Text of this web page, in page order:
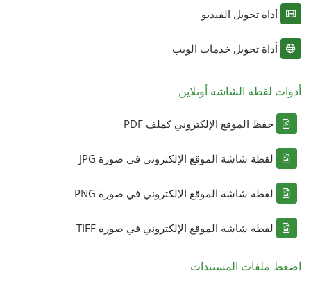
أداة تحويل الفيديو
أداة تحويل خدمات الويب
أدوات لقطة الشاشة أونلاين
حفظ الموقع الإلكتروني كملف PDF
لقطة شاشة الموقع الإلكتروني في صورة JPG
لقطة شاشة الموقع الإلكتروني في صورة PNG
لقطة شاشة الموقع الإلكتروني في صورة TIFF
اضغط ملفات المستندات